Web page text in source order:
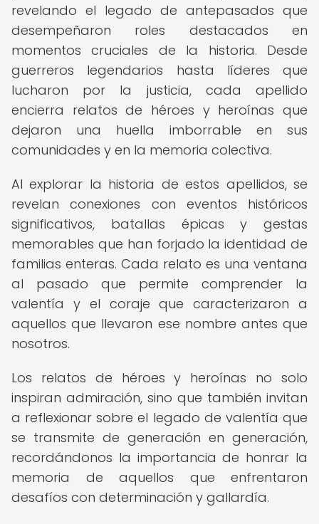
revelando el legado de antepasados que
desempeñaron roles destacados en
momentos cruciales de la historia. Desde
guerreros legendarios hasta líderes que
lucharon por la justicia, cada apellido
encierra relatos de héroes y heroínas que
dejaron una huella imborrable en sus
comunidades y en la memoria colectiva.
Al explorar la historia de estos apellidos, se
revelan conexiones con eventos históricos
significativos, batallas épicas y gestas
memorables que han forjado la identidad de
familias enteras. Cada relato es una ventana
al pasado que permite comprender la
valentía y el coraje que caracterizaron a
aquellos que llevaron ese nombre antes que
nosotros.
Los relatos de héroes y heroínas no solo
inspiran admiración, sino que también invitan
a reflexionar sobre el legado de valentía que
se transmite de generación en generación,
recordándonos la importancia de honrar la
memoria de aquellos que enfrentaron
desafíos con determinación y gallardía.